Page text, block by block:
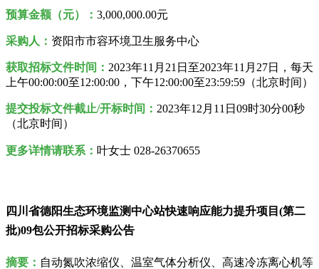
预算金额（元）： 3,000,000.00元
采购人 ： 资阳市市容环境卫生服务中心
获取招标文件时间： 2023年11月21日至2023年11月27日，每天
上午00:00:00至12:00:00，下午12:00:00至23:59:59（北京时间）
提交投标文件截止/开标时间： 2023年12月11日09时30分00秒
（北京时间）
更多详情请联系： 叶女士 028-26370655
四川省德阳生态环境监测中心站快速响应能力提升项目(第二
批)09包公开招标采购公告
摘要： 自动氮吹浓缩仪、温室气体分析仪、高速冷冻离心机等